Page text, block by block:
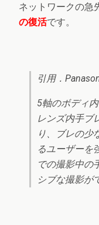
ネットワークの急
の復活です。
引用．
5軸のボディ
レンズ内手ブ
り、ブレの少
るユーザーを
での撮影中の
シブな撮影が